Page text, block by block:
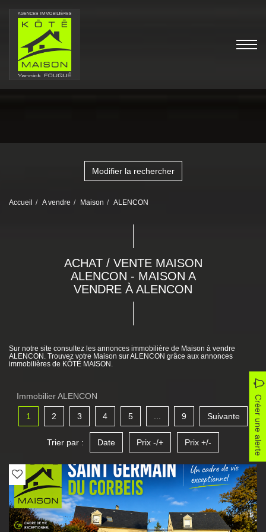
Modifier la rechercher
Accueil A vendre Maison ALENCON
ACHAT / VENTE MAISON
ALENCON - MAISON A
VENDRE À ALENCON
Sur notre site consultez les annonces immobilière de Maison à vendre
ALENCON. Trouvez votre Maison sur ALENCON grâce aux annonces
immobilières de KÔTÉ MAISON.
Immobilier ALENCON Créer une alerte
1 2 3 4 5 9 Suivante
Trier par : Date Prix -/+ Prix +/-